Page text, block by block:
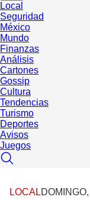
Local
Seguridad
México
Mundo
Finanzas
Análisis
Cartones
Gossip
Cultura
Tendencias
Turismo
Deportes
Avisos
Juegos
LOCAL